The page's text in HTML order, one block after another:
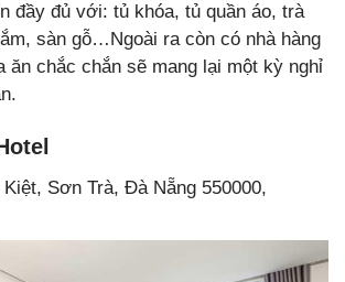
đầy đủ với: tủ khóa, tủ quần áo, trà
sàn gỗ…Ngoài ra còn có nhà hàng
ăn chắc chắn sẽ mang lại một kỳ nghỉ
Kiệt, Sơn Trà, Đà Nẵng 550000,